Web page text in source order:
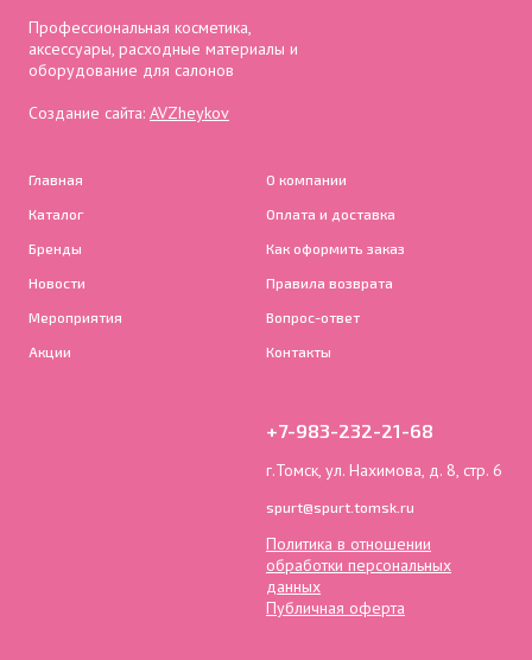
Профессиональная косметика,
аксессуары, расходные материалы и
оборудование для салонов
Создание сайта: AVZheykov
Главная
Каталог
Бренды
Новости
Мероприятия
Акции
О компании
Оплата и доставка
Как оформить заказ
Правила возврата
Вопрос-ответ
Контакты
+7-983-232-21-68
г.Томск, ул. Нахимова, д. 8, стр. 6
spurt@spurt.tomsk.ru
Политика в отношении
обработки персональных
данных
Публичная оферта